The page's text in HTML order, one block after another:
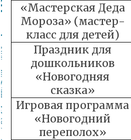
«Мастерская Деда
Мороза» (мастер-
класс для детей)
Праздник для
дошкольников
«Новогодняя
сказка»
Игровая программа
«Новогодний
переполох»